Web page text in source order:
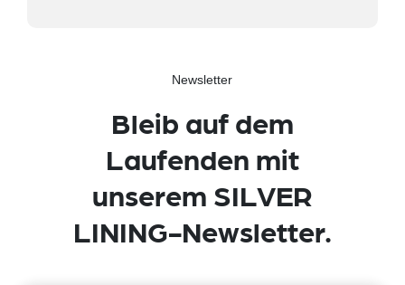
Newsletter
Bleib auf dem
Laufenden mit
unserem SILVER
LINING-Newsletter.